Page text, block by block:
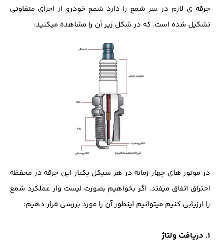
جرقه ی لازم در سر شمع را دارد شمع خودرو از اجزای متفاوتی
تشکیل شده است. که در شکل زیر آن را مشاهده میکنید:
در موتور های چهار زمانه در هر سیکل یکبار این جرقه در محفظه
احتراق اتفاق میفتد. اگر بخواهیم بصورت لیست وار عملکرد شمع
را ارزیابی کنیم میتوانیم اینطور آن را مورد بررسی قرار دهیم:
1. دریافت ولتاژ